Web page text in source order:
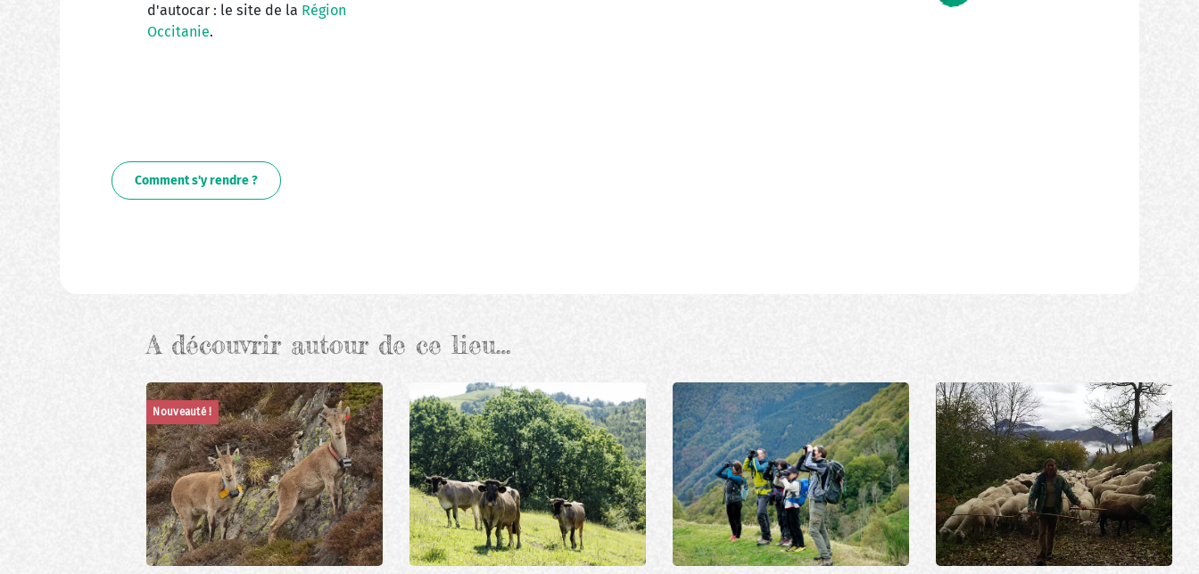
d'autocar : le site de la Région
Occitanie.
Comment s'y rendre ?
A découvrir autour de ce lieu…
Nouveauté !